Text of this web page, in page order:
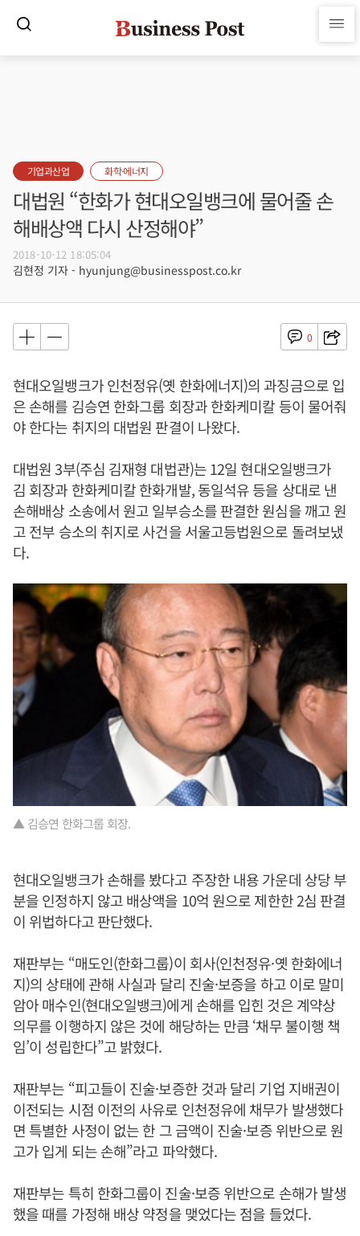
기업과산업 화학·에너지
대법원 “한화가 현대오일뱅크에 물어줄 손
해배상액 다시 산정해야”
2018-10-12 18:05:04
김현정 기자 - hyunjung@businesspost.co.kr
0
현대오일뱅크가 인천정유(옛 한화에너지)의 과징금으로 입
은 손해를 김승연 한화그룹 회장과 한화케미칼 등이 물어줘
야 한다는 취지의 대법원 판결이 나왔다.
대법원 3부(주심 김재형 대법관)는 12일 현대오일뱅크가
김 회장과 한화케미칼 한화개발, 동일석유 등을 상대로 낸
손해배상 소송에서 원고 일부승소를 판결한 원심을 깨고 원
고 전부 승소의 취지로 사건을 서울고등법원으로 돌려보냈
다.
▲ 김승연 한화그룹 회장.
현대오일뱅크가 손해를 봤다고 주장한 내용 가운데 상당 부
분을 인정하지 않고 배상액을 10억 원으로 제한한 2심 판결
이 위법하다고 판단했다.
재판부는 “매도인(한화그룹)이 회사(인천정유·옛 한화에너
지)의 상태에 관해 사실과 달리 진술·보증을 하고 이로 말미
암아 매수인(현대오일뱅크)에게 손해를 입힌 것은 계약상
의무를 이행하지 않은 것에 해당하는 만큼 ‘채무 불이행 책
임’이 성립한다”고 밝혔다.
재판부는 “피고들이 진술·보증한 것과 달리 기업 지배권이
이전되는 시점 이전의 사유로 인천정유에 채무가 발생했다
면 특별한 사정이 없는 한 그 금액이 진술·보증 위반으로 원
고가 입게 되는 손해”라고 파악했다.
재판부는 특히 한화그룹이 진술·보증 위반으로 손해가 발생
했을 때를 가정해 배상 약정을 맺었다는 점을 들었다.